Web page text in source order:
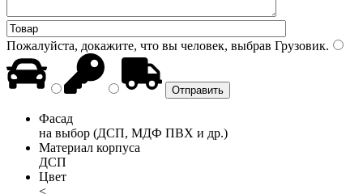
Пожалуйста, докажите, что вы человек, выбрав Грузовик.
Фасад
на выбор (ДСП, МДФ ПВХ и др.)
Материал корпуса
ДСП
Цвет
<